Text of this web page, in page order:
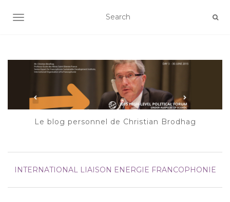
AFFICHER/MASQUER LA NAVIGATION
Le blog personnel de Christian Brodhag
INTERNATIONAL LIAISON ENERGIE FRANCOPHONIE